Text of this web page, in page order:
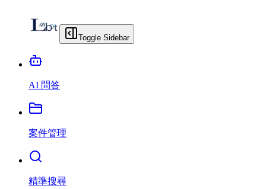
Toggle Sidebar
AI 問答
案件管理
精準搜尋